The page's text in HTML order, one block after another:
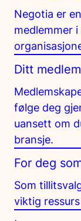
Negotia er
medlemmer
Ditt
følge deg
uansett om
bransje.
For deg
Som
viktig